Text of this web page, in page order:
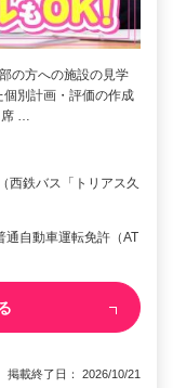
の方への施設の見学
別計画・評価の作成
席 …
西鉄バス「トリアス久
通自動車運転免許（AT
載終了日： 2026/10/21